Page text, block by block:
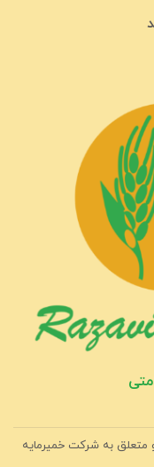
متعلق به شرکت خمیرمایه